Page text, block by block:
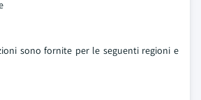
sono fornite per le seguenti regioni e